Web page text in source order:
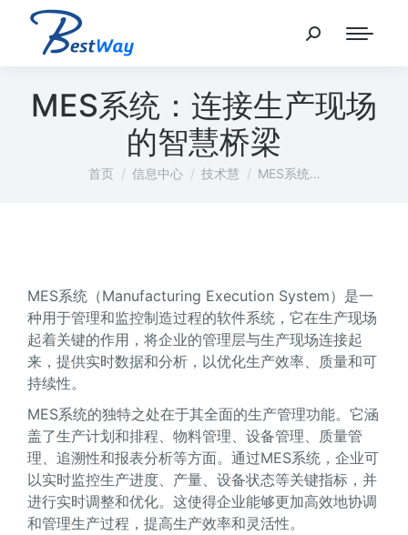
MES系统：连接生产现场
的智慧桥梁
您在这里：
首页 信息中心 技术慧 MES系统…
MES系统（Manufacturing Execution System）是一
种用于管理和监控制造过程的软件系统，它在生产现场
起着关键的作用，将企业的管理层与生产现场连接起
来，提供实时数据和分析，以优化生产效率、质量和可
持续性。
MES系统的独特之处在于其全面的生产管理功能。它涵
盖了生产计划和排程、物料管理、设备管理、质量管
理、追溯性和报表分析等方面。通过MES系统，企业可
以实时监控生产进度、产量、设备状态等关键指标，并
进行实时调整和优化。这使得企业能够更加高效地协调
和管理生产过程，提高生产效率和灵活性。